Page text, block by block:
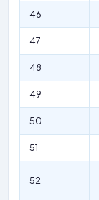
46
47
48
49
50
51
52